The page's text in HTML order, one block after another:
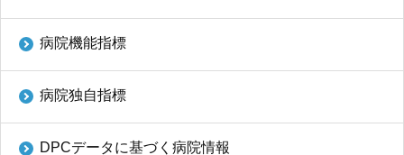
病院機能指標
病院独自指標
DPCデータに基づく病院情報